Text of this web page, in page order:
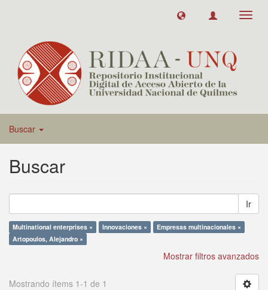
Buscar
Buscar
Ir
Multinational enterprises × Innovaciones ×
Empresas multinacionales ×
Artopoulos, Alejandro ×
Mostrar filtros avanzados
Mostrando ítems 1-1 de 1